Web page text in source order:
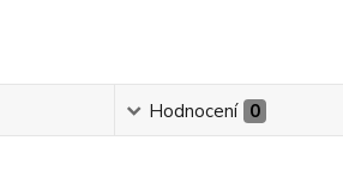
Hodnocení 0